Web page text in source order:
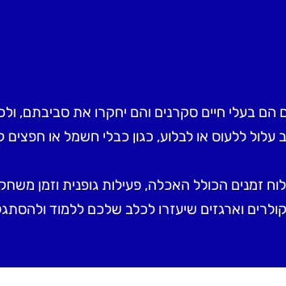
חיים סקרנים והם יחקרו את סביבתם, ולכן
ללעוס או לבלוע, כגון כבלי חשמל או חפצים
זמנים הכולל האכלה, פעילות גופנית וזמן
וארגזים שיעזרו לכלב שלכם ללמוד